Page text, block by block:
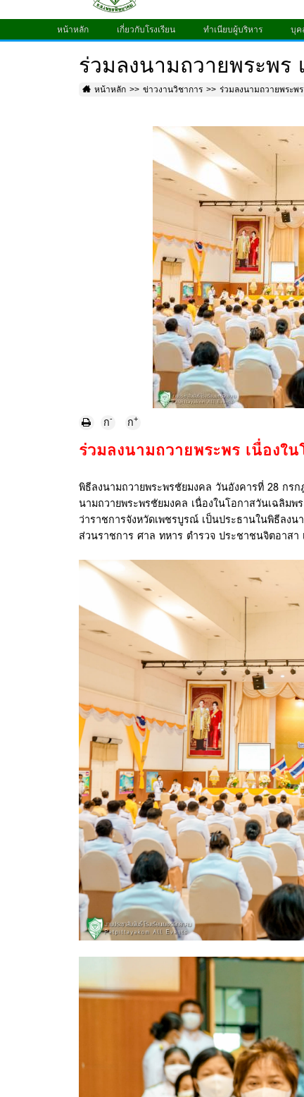
หน้าหลัก เกี่ยวกับโรงเรียน ทำเนียบผู้บริหาร บุค
ร่วมลงนามถวายพระพร
หน้าหลัก ข่าวงานวิชาการ ร่วมลงนามถวายพระพ
ก- ก+
ร่วมลงนามถวายพระพร เนื่องใ
พิธีลงนามถวายพระพรชัยมงคล วันอังคารที่ 28 กร
นามถวายพระพรชัยมงคล เนื่องในโอกาสวันเฉลิม
ว่าราชการจังหวัดเพชรบูรณ์ เป็นประธานในพิธีลง
ส่วนราชการ ศาล ทหาร ตำรวจ ประชาชนจิตอาส